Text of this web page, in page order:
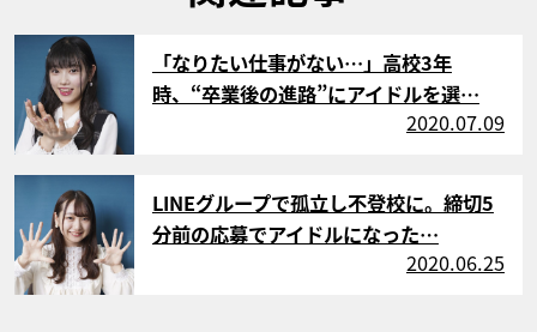
「なりたい仕事がない…」高校3年
時、“卒業後の進路”にアイドルを選…
2020.07.09
サムネイル
LINEグループで孤立し不登校に。締切5
分前の応募でアイドルになった…
2020.06.25